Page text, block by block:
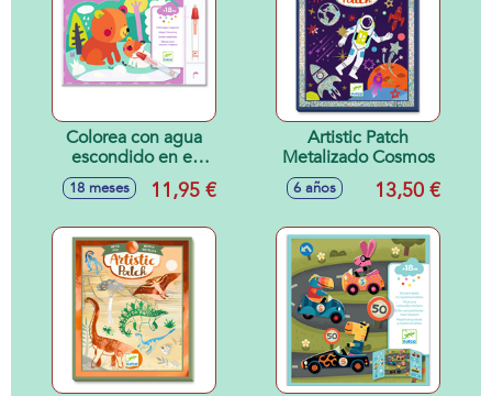
Colorea con agua
escondido en el
bosque
18 meses 11,95 €
Artistic Patch
Metalizado Cosmos
6 años 13,50 €